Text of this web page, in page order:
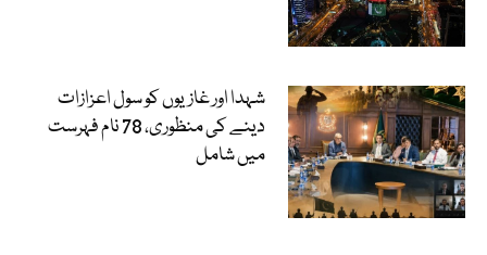
شہدا اور غازیوں کو سول اعزازات
دینے کی منظوری، 78 نام فہرست
میں شامل